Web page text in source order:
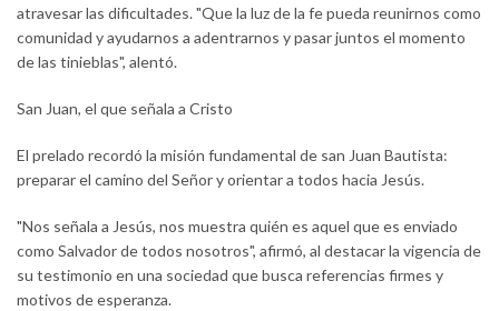
atravesar las dificultades. "Que la luz de la fe pueda reunirnos como
comunidad y ayudarnos a adentrarnos y pasar juntos el momento
de las tinieblas", alentó.
San Juan, el que señala a Cristo
El prelado recordó la misión fundamental de san Juan Bautista:
preparar el camino del Señor y orientar a todos hacia Jesús.
"Nos señala a Jesús, nos muestra quién es aquel que es enviado
como Salvador de todos nosotros", afirmó, al destacar la vigencia de
su testimonio en una sociedad que busca referencias firmes y
motivos de esperanza.